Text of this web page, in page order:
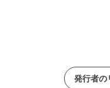
発行者の